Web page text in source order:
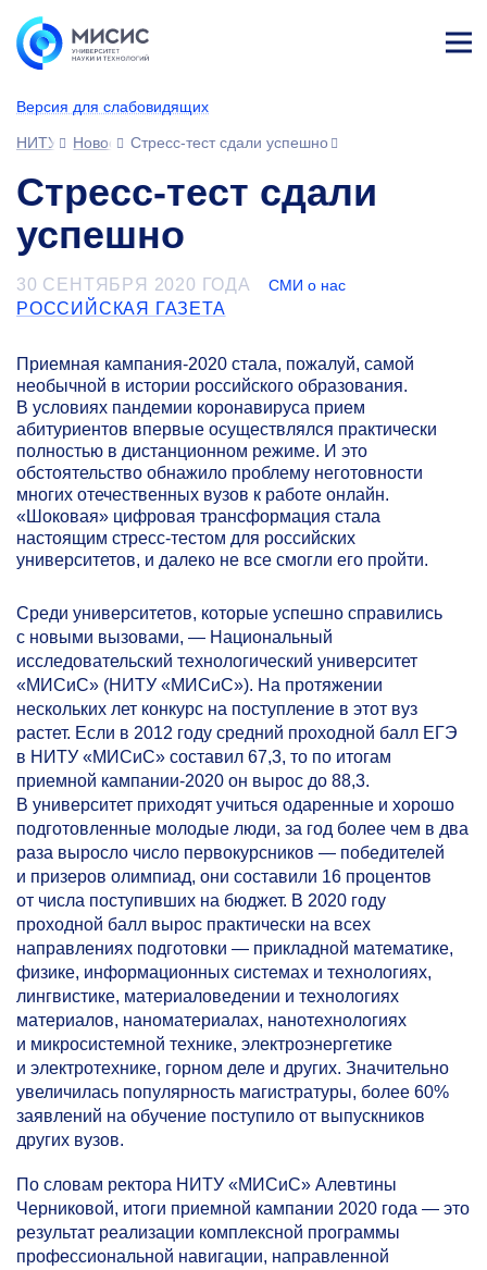
Версия для слабовидящих
НИТУ МИСИС
НовостиСтресс-тест сдали успешно
Стресс-тест сдали
успешно
30 СЕНТЯБРЯ 2020 ГОДА СМИ о нас
РОССИЙСКАЯ ГАЗЕТА
Приемная кампания-2020 стала, пожалуй, самой
необычной в истории российского образования.
В условиях пандемии коронавируса прием
абитуриентов впервые осуществлялся практически
полностью в дистанционном режиме. И это
обстоятельство обнажило проблему неготовности
многих отечественных вузов к работе онлайн.
«Шоковая» цифровая трансформация стала
настоящим стресс-тестом для российских
университетов, и далеко не все смогли его пройти.
Среди университетов, которые успешно справились
с новыми вызовами, — Национальный
исследовательский технологический университет
«МИСиС» (НИТУ «МИСиС»). На протяжении
нескольких лет конкурс на поступление в этот вуз
растет. Если в 2012 году средний проходной балл ЕГЭ
в НИТУ «МИСиС» составил 67,3, то по итогам
приемной кампании-2020 он вырос до 88,3.
В университет приходят учиться одаренные и хорошо
подготовленные молодые люди, за год более чем в два
раза выросло число первокурсников — победителей
и призеров олимпиад, они составили 16 процентов
от числа поступивших на бюджет. В 2020 году
проходной балл вырос практически на всех
направлениях подготовки — прикладной математике,
физике, информационных системах и технологиях,
лингвистике, материаловедении и технологиях
материалов, наноматериалах, нанотехнологиях
и микросистемной технике, электроэнергетике
и электротехнике, горном деле и других. Значительно
увеличилась популярность магистратуры, более 60%
заявлений на обучение поступило от выпускников
других вузов.
По словам ректора НИТУ «МИСиС» Алевтины
Черниковой, итоги приемной кампании 2020 года — это
результат реализации комплексной программы
профессиональной навигации, направленной